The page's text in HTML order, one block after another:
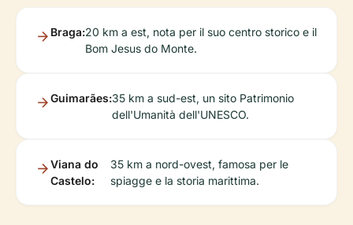
Braga:20 km a est, nota per il suo centro storico e il
Bom Jesus do Monte.
Guimarães:35 km a sud-est, un sito Patrimonio
dell'Umanità dell'UNESCO.
Viana do
Castelo:
35 km a nord-ovest, famosa per le
spiagge e la storia marittima.